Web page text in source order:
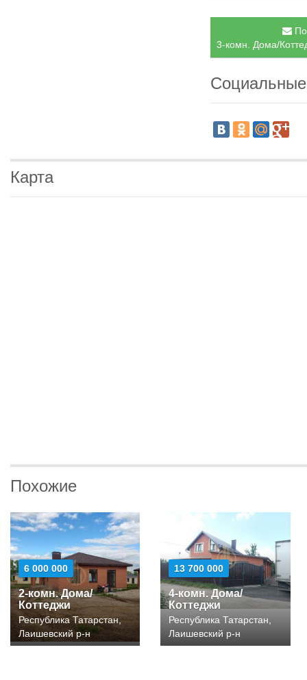
3-комн. Дома/
Карта
Похожие
6 000 000
2-комн. Дома/
Коттеджи
Республика Татарстан,
Лаишевский р-н
13 700 000
4-комн. Дома/
Коттеджи
Республика Татарстан,
Лаишевский р-н